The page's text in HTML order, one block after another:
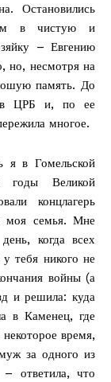
Остановились
в чистую и
– Евгению
но, несмотря на
память. До
в ЦРБ и, по ее
многое.
я в Гомельской
годы Великой
концлагерь
моя семья. Мне
когда всех
тебя никого не
войны (а
и решила: куда
в Каменец, где
время,
за одного из
ответила, что